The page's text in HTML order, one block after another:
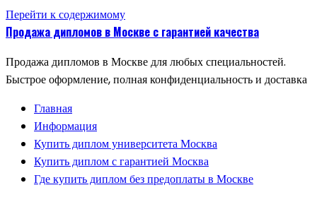
Перейти к содержимому
Продажа дипломов в Москве с гарантией качества
Продажа дипломов в Москве для любых специальностей.
Быстрое оформление, полная конфиденциальность и доставка
Главная
Информация
Купить диплом университета Москва
Купить диплом с гарантией Москва
Где купить диплом без предоплаты в Москве